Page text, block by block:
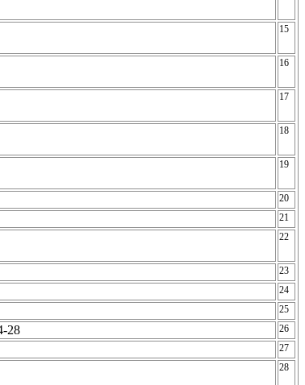
15
16
17
18
19
20
21
22
23
24
25
28 26
27
28